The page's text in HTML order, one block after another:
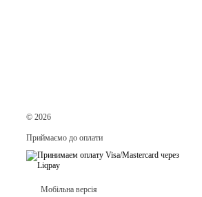
© 2026
Приймаємо до оплати
Мобільна версія